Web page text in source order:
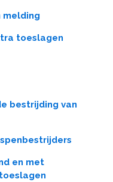
melding
toeslagen
bestrijding van
en met